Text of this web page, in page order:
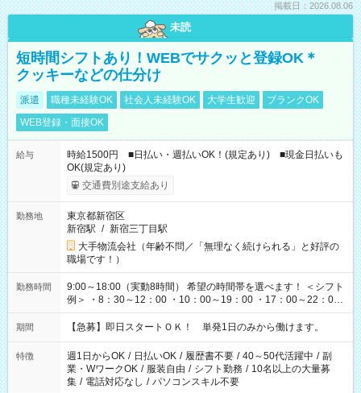
掲載日：2026.08.06
未読
短時間シフトあり！WEBでサクッと登録OK＊
クッキーなどの仕分け
派遣 職種未経験OK 社会人未経験OK 大学生歓迎
ブランクOK
WEB登録・面接OK
給与
時給1500円 ■日払い・週払いOK！(規定あり) ■現金日払いも
OK(規定あり)
交通費別途支給あり
勤務地
東京都新宿区
新宿駅 / 新宿三丁目駅
大手物流会社（年齢不問／「無理なく続けられる」と好評の
職場です！）
勤務時間
9:00～18:00（実動8時間） 希望の時間帯を選べます！ ＜シフト
例＞ ・8：30～12：00 ・10：00～19：00 ・17：00～22：00
・13：00～22：00 ・22：00～翌6：00 など
期間 【急募】即日スタートＯＫ！ 単発1日のみから働けます。
特徴 週1日からOK / 日払いOK / 履歴書不要 / 40～50代活躍中 / 副
業・WワークOK / 服装自由 / シフト勤務 / 10名以上の大量募
集 / 電話対応なし / パソコンスキル不要